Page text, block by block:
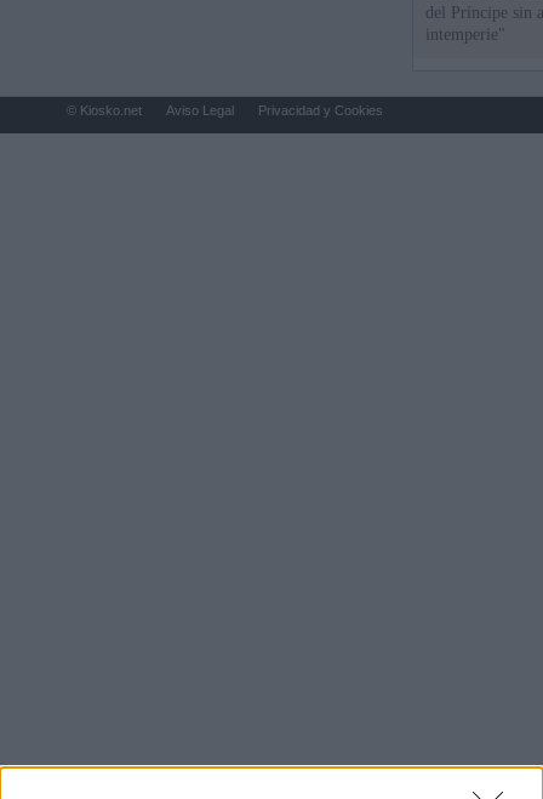
del Príncipe sin
intemperie"
© Kiosko.net Aviso Legal Privacidad y Cookies